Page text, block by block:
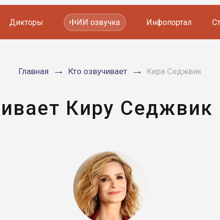
Мультфильмов
Дикторы ИИ озвучка Инфопортал
Главная Кто озвучивает Кира Седжвик
Киру Седжвик